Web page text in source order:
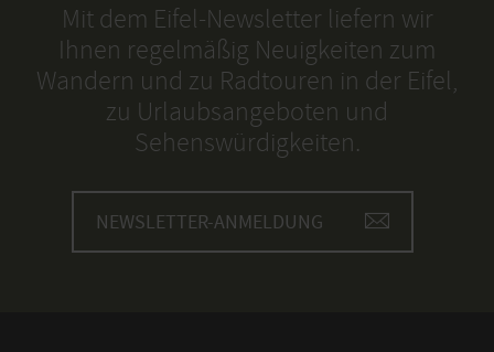
Mit dem Eifel-Newsletter liefern wir
Ihnen regelmäßig Neuigkeiten zum
Wandern und zu Radtouren in der Eifel,
zu Urlaubsangeboten und
Sehenswürdigkeiten.
NEWSLETTER-ANMELDUNG